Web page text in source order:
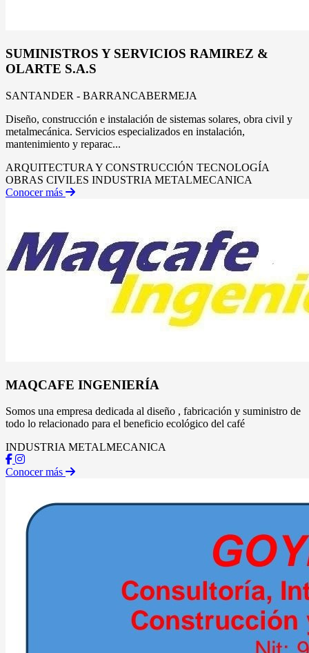
SUMINISTROS Y SERVICIOS RAMIREZ &
OLARTE S.A.S
SANTANDER - BARRANCABERMEJA
Diseño, construcción e instalación de sistemas solares, obra civil y
metalmecánica. Servicios especializados en instalación,
mantenimiento y reparac...
ARQUITECTURA Y CONSTRUCCIÓN TECNOLOGÍA
OBRAS CIVILES INDUSTRIA METALMECANICA
Conocer más
MAQCAFE INGENIERÍA
Somos una empresa dedicada al diseño , fabricación y suministro de
todo lo relacionado para el beneficio ecológico del café
INDUSTRIA METALMECANICA
Conocer más